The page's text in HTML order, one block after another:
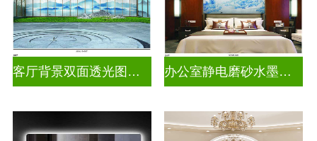
客厅背景双面透光图案水墨画玻璃 办公室静电磨砂水墨山水画玻璃